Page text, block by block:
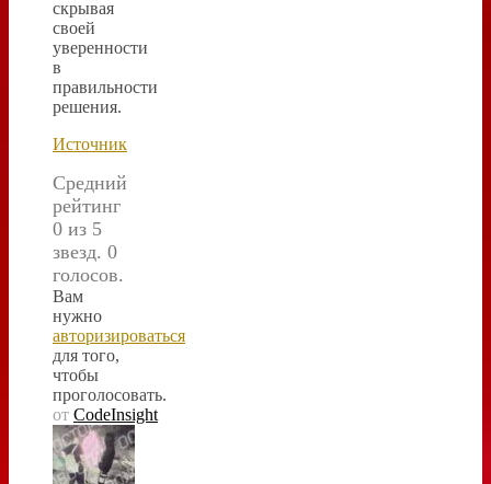
скрывая
своей
уверенности
в
правильности
решения.
Источник
Средний
рейтинг
0 из 5
звезд. 0
голосов.
Вам
нужно
авторизироваться
для того,
чтобы
проголосовать.
от CodeInsight